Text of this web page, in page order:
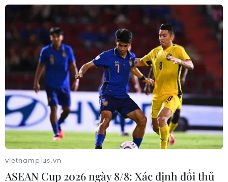
vietnamplus.vn
ASEAN Cup 2026 ngày 8/8: Xác định đối thủ